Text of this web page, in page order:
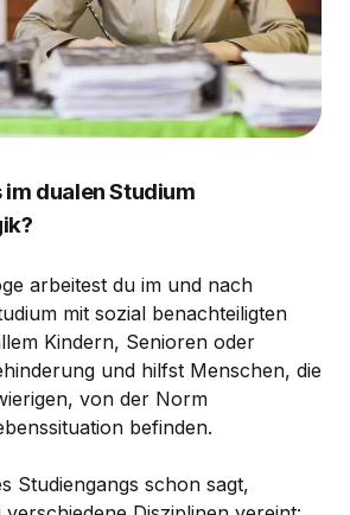
dualen Studium
arbeitest du im und nach
mit sozial benachteiligten
Kindern, Senioren oder
und hilfst Menschen, die
von der Norm
befinden.
Studiengangs schon sagt,